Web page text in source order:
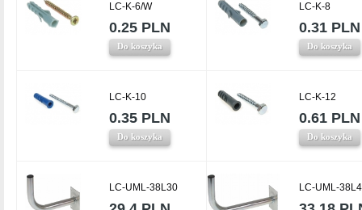
LC-K-6/W
0.25 PLN
Do koszyka
LC-K-8
0.31 PLN
Do koszyka
LC-K-10
0.35 PLN
Do koszyka
LC-K-12
0.61 PLN
Do koszyka
LC-UML-38L30 LC-UML-